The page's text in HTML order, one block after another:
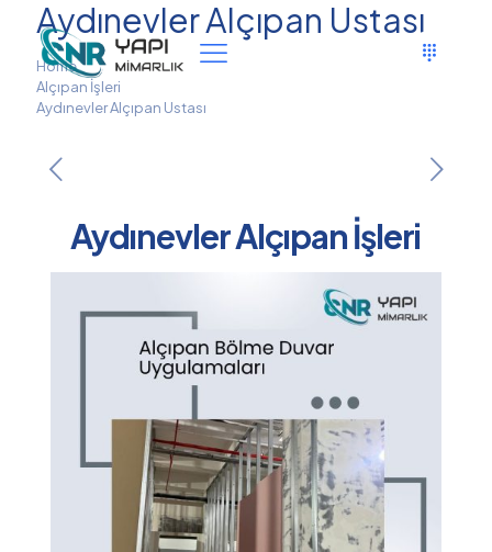
Aydınevler Alçıpan Ustası
Home
Alçıpan İşleri
Aydınevler Alçıpan Ustası
Aydınevler Alçıpan İşleri